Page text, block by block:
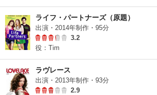
ライフ・パートナーズ（原題）
出演・2014年制作・95分
3.2
役：Tim
ラヴレース
出演・2013年制作・93分
2.9